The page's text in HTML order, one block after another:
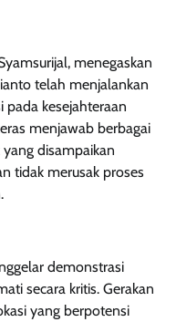
menegaskan
telah menjalankan
pada kesejahteraan
menjawab berbagai
disampaikan
tidak merusak proses
demonstrasi
secara kritis. Gerakan
yang berpotensi